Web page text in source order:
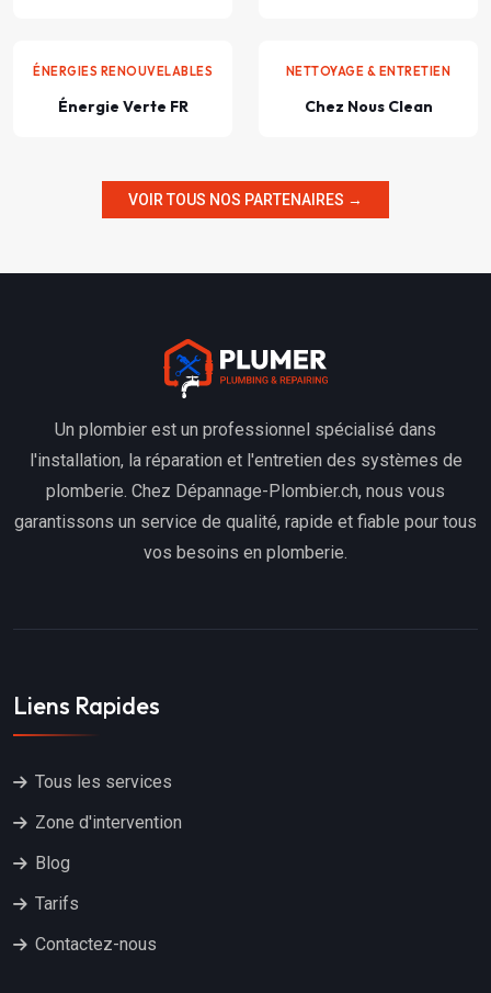
ÉNERGIES RENOUVELABLES
Énergie Verte FR
NETTOYAGE & ENTRETIEN
Chez Nous Clean
VOIR TOUS NOS PARTENAIRES →
Un plombier est un professionnel spécialisé dans
l'installation, la réparation et l'entretien des systèmes de
plomberie. Chez Dépannage-Plombier.ch, nous vous
garantissons un service de qualité, rapide et fiable pour tous
vos besoins en plomberie.
Liens Rapides
Tous les services
Zone d'intervention
Blog
Tarifs
Contactez-nous